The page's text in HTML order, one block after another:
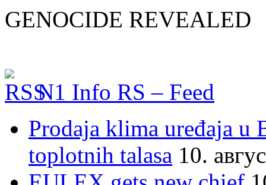
GENOCIDE REVEALED
N1 Info RS – Feed
Prodaja klima uređaja u
toplotnih talasa 10.